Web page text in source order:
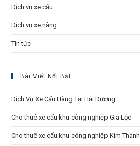
Dịch vụ xe cẩu
Dịch vụ xe nâng
Tin tức
Bài Viết Nổi Bật
Dịch Vụ Xe Cẩu Hàng Tại Hải Dương
Cho thuê xe cẩu khu công nghiệp Gia Lộc
Cho thuê xe cẩu khu công nghiệp Kim Thành